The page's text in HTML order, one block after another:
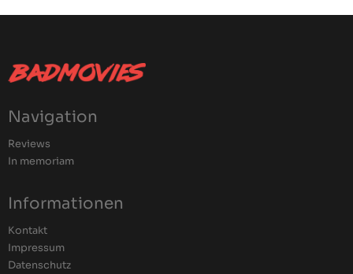
Navigation
Reviews
In memoriam
Informationen
Kontakt
Impressum
Datenschutz